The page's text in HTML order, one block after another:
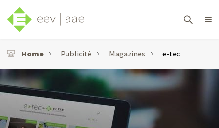
Home Publicité Magazines e-tec